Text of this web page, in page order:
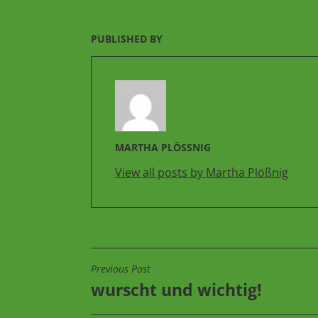
PUBLISHED BY
MARTHA PLÖSSNIG
View all posts by Martha Plößnig
Previous Post
wurscht und wichtig!